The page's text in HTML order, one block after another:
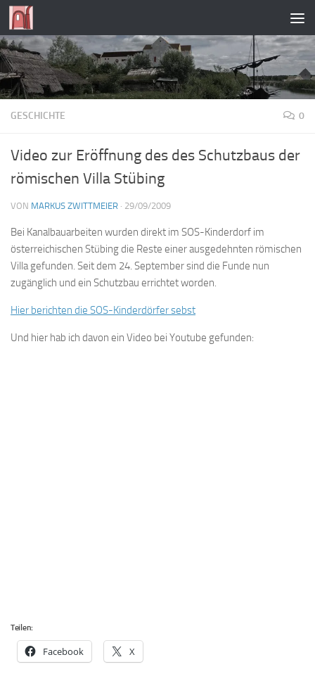
Zum Inhalt springen
GESCHICHTE 0
Video zur Eröffnung des des Schutzbaus der
römischen Villa Stübing
VON MARKUS ZWITTMEIER · 29/09/2009
Bei Kanalbauarbeiten wurden direkt im SOS-Kinderdorf im
österreichischen Stübing die Reste einer ausgedehnten römischen
Villa gefunden. Seit dem 24. September sind die Funde nun
zugänglich und ein Schutzbau errichtet worden.
Hier berichten die SOS-Kinderdörfer sebst
Und hier hab ich davon ein Video bei Youtube gefunden:
Teilen:
Facebook X